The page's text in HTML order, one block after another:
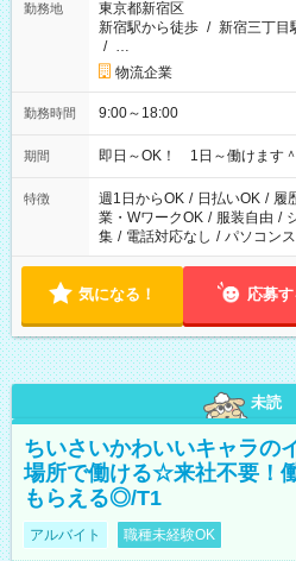
勤務地
東京都新宿区
新宿駅から徒歩 / 新宿三丁目
/ …
物流企業
勤務時間 9:00～18:00
期間 即日～OK！ 1日～働けます＾
特徴 週1日からOK / 日払いOK / 履
業・WワークOK / 服装自由 /
集 / 電話対応なし / パソコン
気になる！ 応募す
未読
ちいさいかわいいキャラの
場所で働ける☆来社不要！
もらえる◎/T1
アルバイト 職種未経験OK